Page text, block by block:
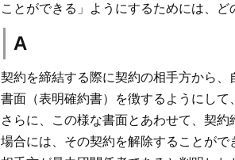
ことができる」ようにするためには、ど
A
契約を締結する際に契約の相手方から
書面（表明確約書）を徴するようにして
さらに、この様な書面とあわせて、契
場合には、その契約を解除することが